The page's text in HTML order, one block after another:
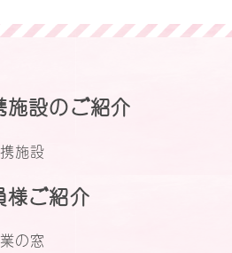
施設のご紹介
施設
様ご紹介
の窓